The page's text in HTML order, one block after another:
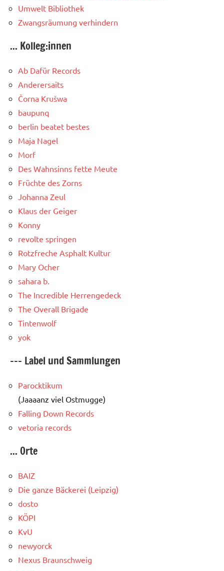
Umwelt Bibliothek
Zwangsräumung verhindern
... Kolleg:innen
Ab Dafür Records
Anderersaits
Čorna Krušwa
baupunq
berlin beatet bestes
Maja Nagel
Morf
Des Wahnsinns fette Meute
Früchte des Zorns
Johanna Zeul
Klaus der Geiger
Konny
revolte springen
Rotzfreche Asphalt Kultur
Mary Ocher
sahara b.
The Incredible Herrengedeck
The Overall Brigade
Tintenwolf
yok
--- Label und Sammlungen
Parocktikum
(Jaaaanz viel Ostmugge)
Falling Down Records
vetoria records
... Orte
BAIZ
Die ganze Bäckerei (Leipzig)
dosto
KÖPI
KvU
newyorck
Nexus Braunschweig